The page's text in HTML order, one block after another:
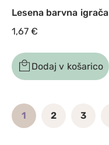
Lesena barvna igrača
1,67€
Dodaj v košarico
1 2 3